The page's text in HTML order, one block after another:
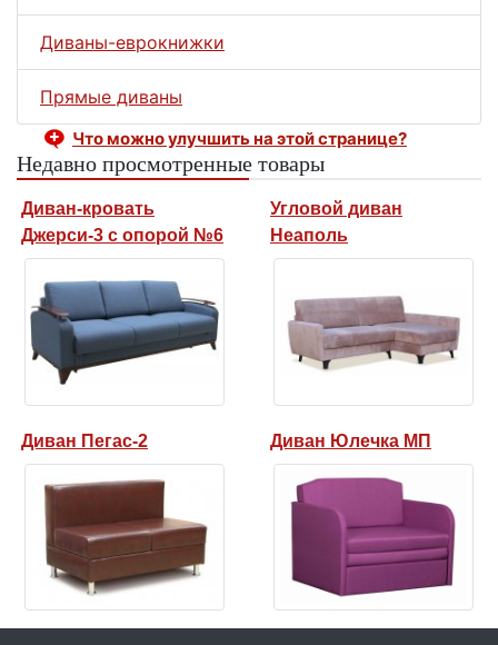
Диваны-еврокнижки
Прямые диваны
Что можно улучшить на этой странице?
Недавно просмотренные товары
Диван-кровать
Джерси-3 с опорой №6
Угловой диван
Неаполь
Диван Пегас-2 Диван Юлечка МП